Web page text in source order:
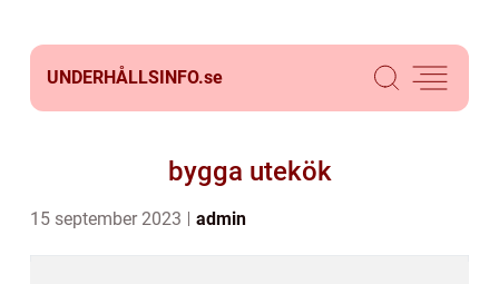
UNDERHÅLLSINFO.se
bygga utekök
15 september 2023 admin